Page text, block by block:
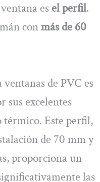
es el perfil.
conmás de 60
de PVC es
sus excelentes
térmico. Este perfil,
de 70 mm y
proporciona un
las